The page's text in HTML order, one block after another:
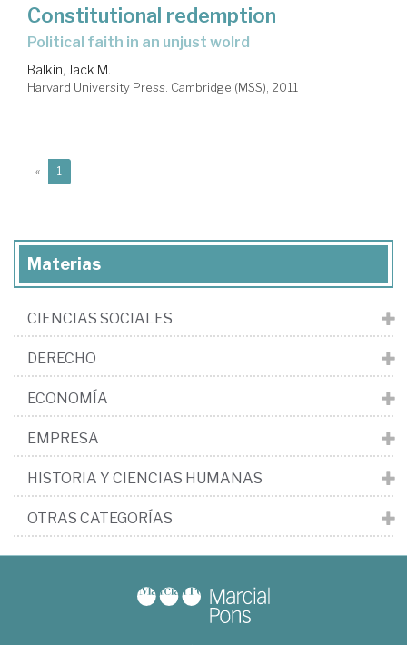
Constitutional redemption
political faith in an unjust wolrd
Balkin, Jack M.
Harvard University Press. Cambridge (MSS), 2011
« 1
Materias
CIENCIAS SOCIALES
DERECHO
ECONOMÍA
EMPRESA
HISTORIA Y CIENCIAS HUMANAS
OTRAS CATEGORÍAS